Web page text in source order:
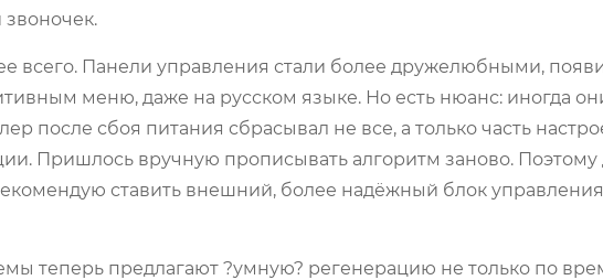
всего. Панели управления стали более дружелюбными,
меню, даже на русском языке. Но есть нюанс: иногда
после сбоя питания сбрасывал не все, а только часть
Пришлось вручную прописывать алгоритм заново. Поэтому
ставить внешний, более надёжный блок
теперь предлагают ?умную? регенерацию не только по